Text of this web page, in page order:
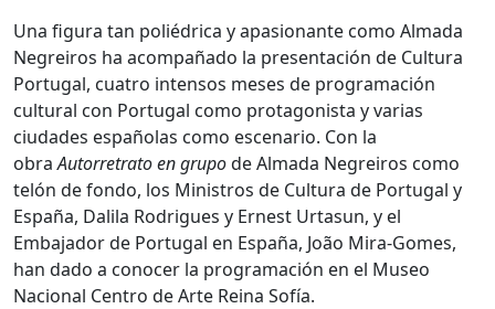
Una figura tan poliédrica y apasionante como Almada
Negreiros ha acompañado la presentación de Cultura
Portugal, cuatro intensos meses de programación
cultural con Portugal como protagonista y varias
ciudades españolas como escenario. Con la
obraAutorretrato en grupode Almada Negreiros como
telón de fondo, los Ministros de Cultura de Portugal y
España, Dalila Rodrigues y Ernest Urtasun, y el
Embajador de Portugal en España, João Mira-Gomes,
han dado a conocer la programación en el Museo
Nacional Centro de Arte Reina Sofía.